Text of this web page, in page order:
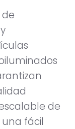
de
una fácil